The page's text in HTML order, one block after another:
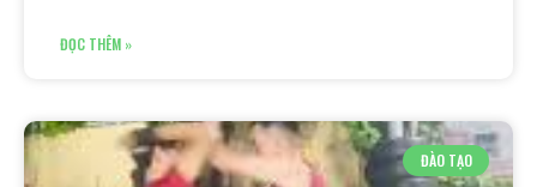
ĐỌC THÊM »
ĐÀO TẠO